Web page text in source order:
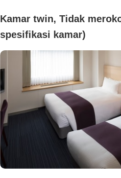
Kamar twin, Tidak
spesifikasi kamar)